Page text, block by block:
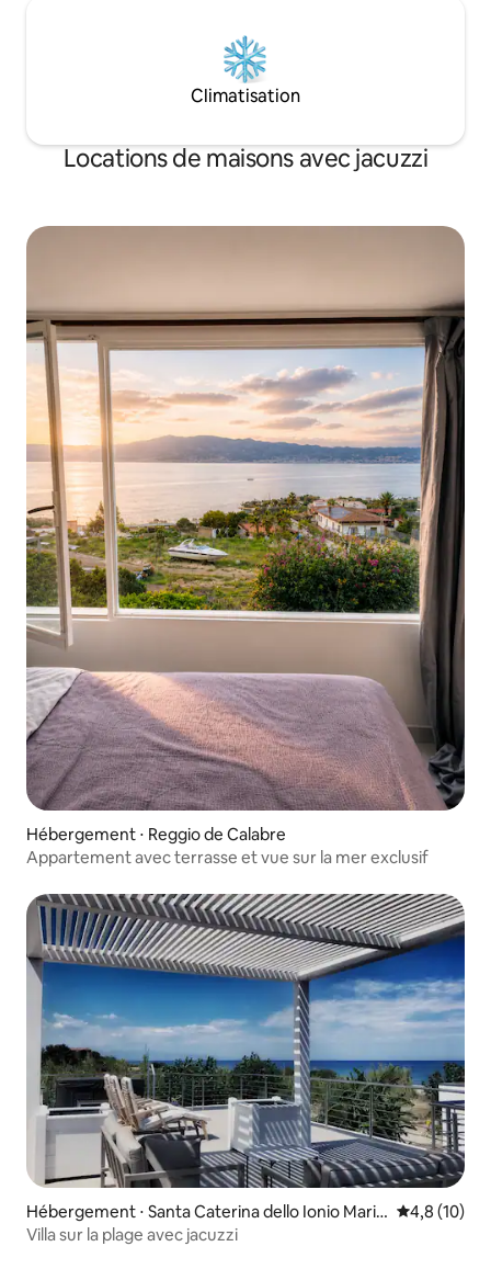
Climatisation
Locations de maisons avec jacuzzi
Hébergement ⋅ Reggio de Calabre
Appartement avec terrasse et vue sur la mer exclusif
Hébergement ⋅ Santa Caterina dello Ionio Marin
a
Évaluation
4,8 (10)
Villa sur la plage avec jacuzzi